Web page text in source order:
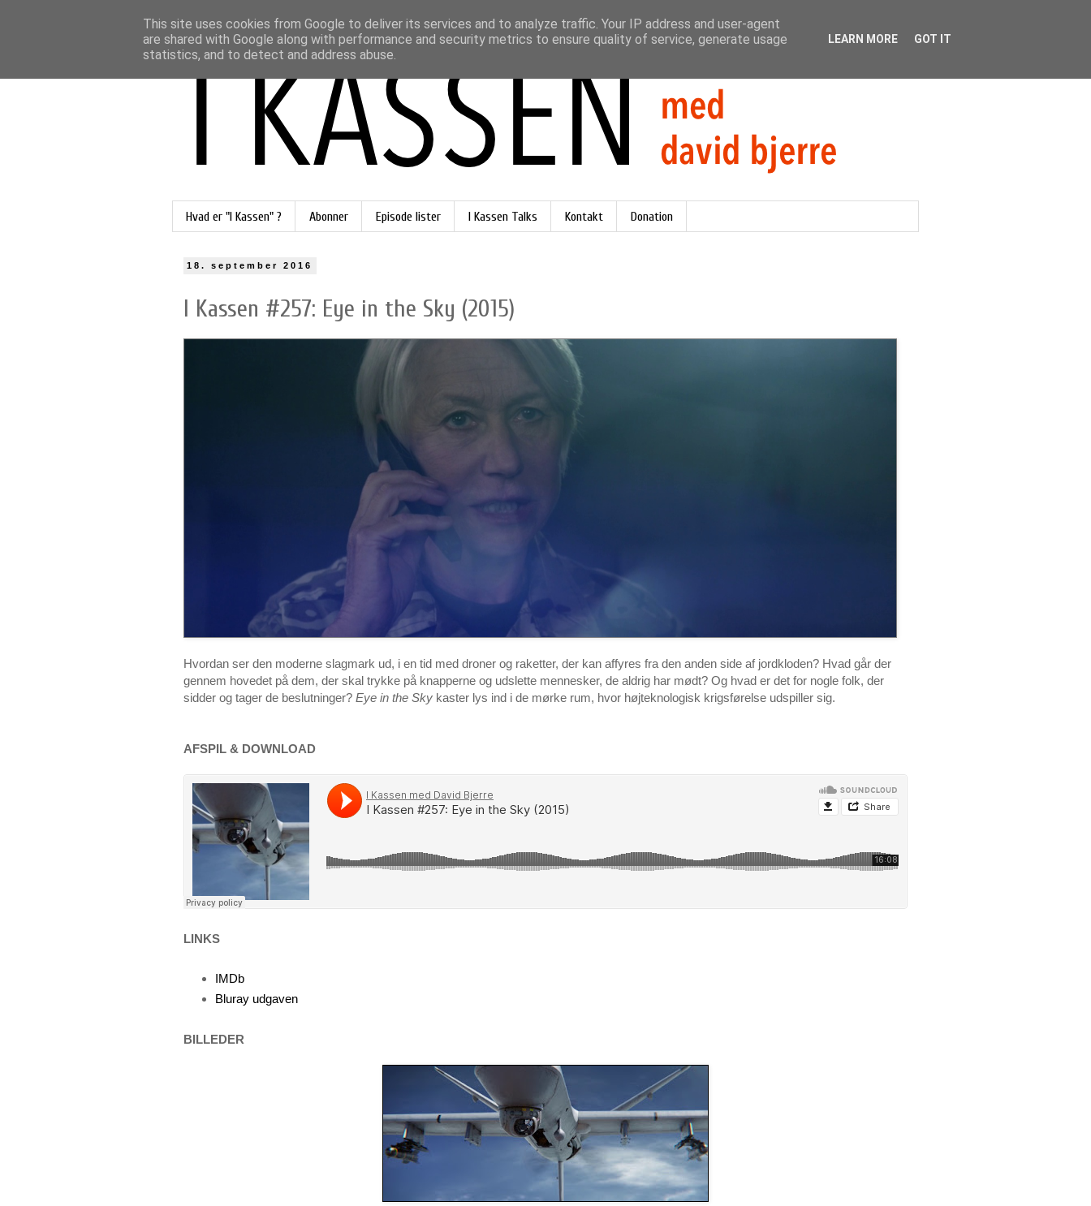
Hvad er "I Kassen" ? Abonner Episode lister I Kassen Talks Kontakt Donation
18. september 2016
I Kassen #257: Eye in the Sky (2015)
Hvordan ser den moderne slagmark ud, i en tid med droner og raketter, der kan affyres fra den anden side af jordkloden? Hvad går der
gennem hovedet på dem, der skal trykke på knapperne og udslette mennesker, de aldrig har mødt? Og hvad er det for nogle folk, der
sidder og tager de beslutninger? Eye in the Sky kaster lys ind i de mørke rum, hvor højteknologisk krigsførelse udspiller sig.
AFSPIL & DOWNLOAD
LINKS
IMDb
Bluray udgaven
BILLEDER
This site uses cookies from Google to deliver its services and to analyze traffic. Your IP address and user-agent
are shared with Google along with performance and security metrics to ensure quality of service, generate usage
statistics, and to detect and address abuse.
LEARN MORE GOT IT